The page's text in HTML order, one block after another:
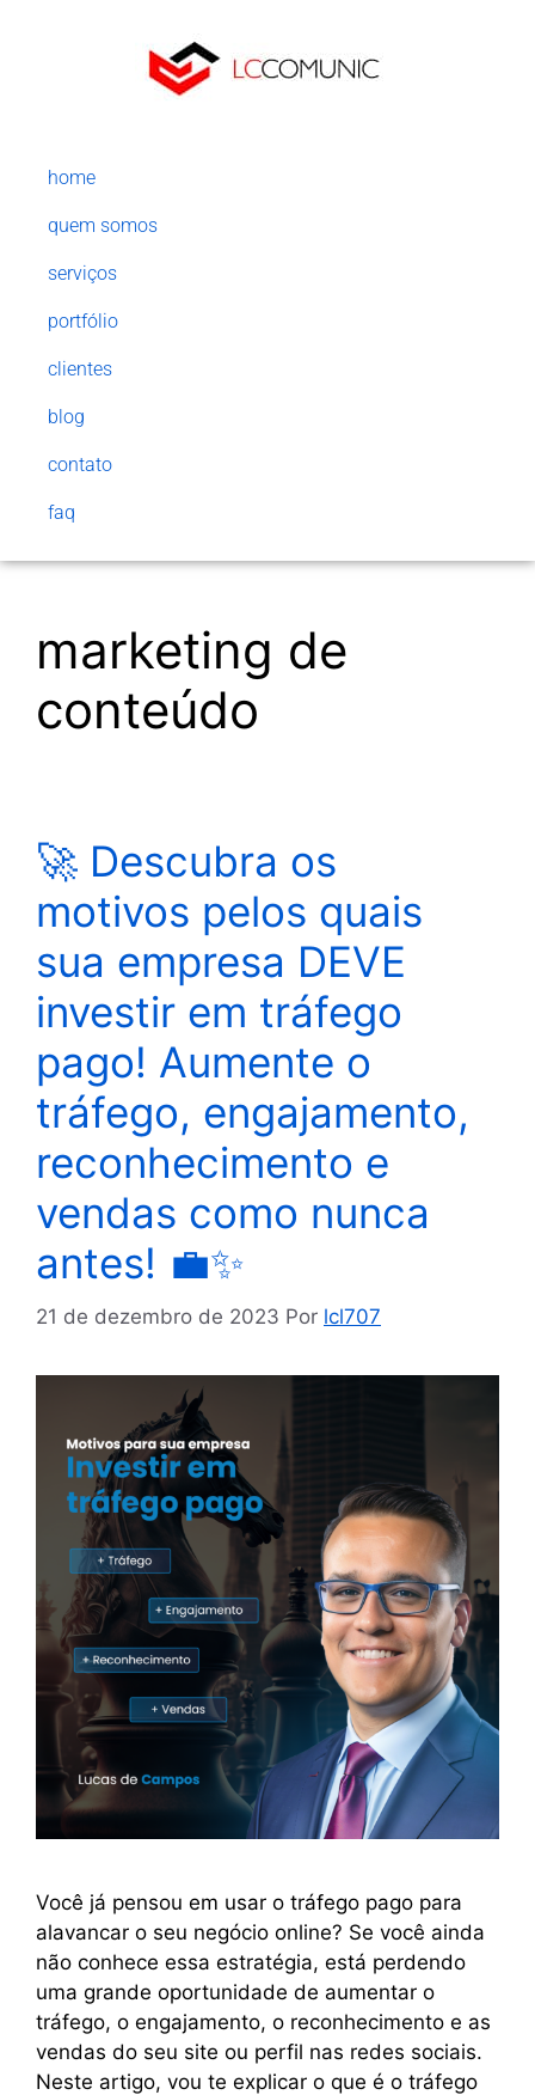
home
quem somos
serviços
portfólio
clientes
blog
contato
faq
marketing de
conteúdo
🚀 Descubra os
motivos pelos quais
sua empresa DEVE
investir em tráfego
pago! Aumente o
tráfego, engajamento,
reconhecimento e
vendas como nunca
antes! 💼✨
21 de dezembro de 2023 Por lcl707
Você já pensou em usar o tráfego pago para
alavancar o seu negócio online? Se você ainda
não conhece essa estratégia, está perdendo
uma grande oportunidade de aumentar o
tráfego, o engajamento, o reconhecimento e as
vendas do seu site ou perfil nas redes sociais.
Neste artigo, vou te explicar o que é o tráfego